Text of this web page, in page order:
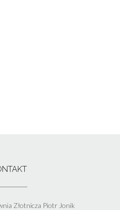
Złotnicza Piotr Jonik